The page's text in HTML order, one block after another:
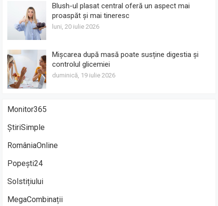
Blush-ul plasat central oferă un aspect mai
proaspăt și mai tineresc
luni, 20 iulie 2026
Mișcarea după masă poate susține digestia și
controlul glicemiei
duminică, 19 iulie 2026
Monitor365
ȘtiriSimple
RomâniaOnline
Popești24
Solstițiului
MegaCombinații